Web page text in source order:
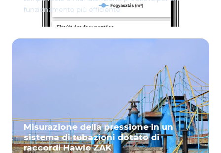
funzionamento più efficiente.
Misurazione della pressione in un
sistema di tubazioni dotato di
raccordi Hawle ZAK